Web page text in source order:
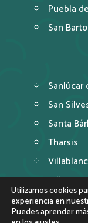
Puebla
San
Sanlúcar
San
Santa
Tharsis
Utilizamos cookies
experiencia en
Puedes aprender